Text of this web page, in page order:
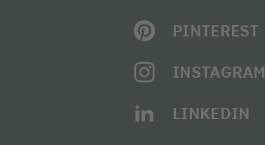
PINTEREST
INSTAGRAM
LINKEDIN